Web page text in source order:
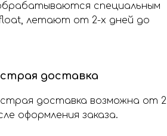
специальным
летают от 2-х дней до
доставка
доставка возможна от 2
оформления заказа.